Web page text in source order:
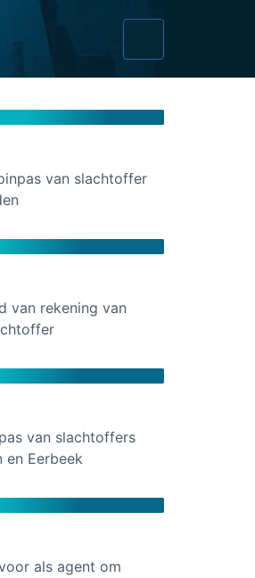
van slachtoffer
van rekening van
van slachtoffers
en Eerbeek
als agent om